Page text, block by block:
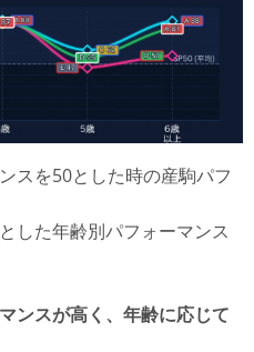
スを50とした時の産駒パフ
した年齢別パフォーマンス
ンスが高く、年齢に応じて